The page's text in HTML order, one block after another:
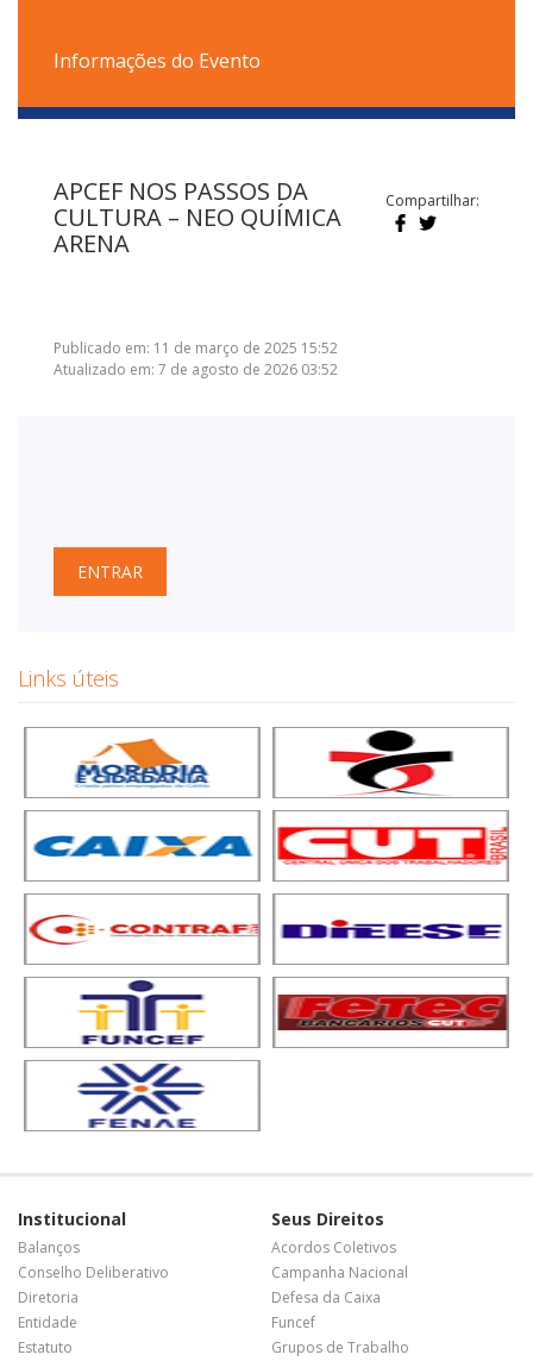
Informações do Evento
APCEF NOS PASSOS DA
CULTURA – NEO QUÍMICA
ARENA
Compartilhar:
Publicado em: 11 de março de 2025 15:52
Atualizado em: 7 de agosto de 2026 03:52
ENTRAR
Links úteis
Institucional
Balanços
Conselho Deliberativo
Diretoria
Entidade
Estatuto
Seus Direitos
Acordos Coletivos
Campanha Nacional
Defesa da Caixa
Funcef
Grupos de Trabalho